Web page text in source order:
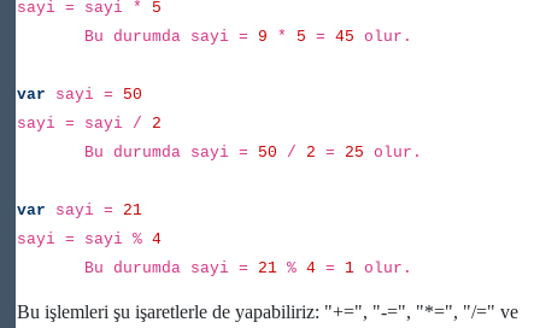
sayi = sayi * 5
Bu durumda sayi = 9 * 5 = 45 olur.
var sayi = 50
sayi = sayi / 2
Bu durumda sayi = 50 / 2 = 25 olur.
var sayi = 21
sayi = sayi % 4
Bu durumda sayi = 21 % 4 = 1 olur.
Bu işlemleri şu işaretlerle de yapabiliriz: "+=", "-=", "*=", "/=" ve